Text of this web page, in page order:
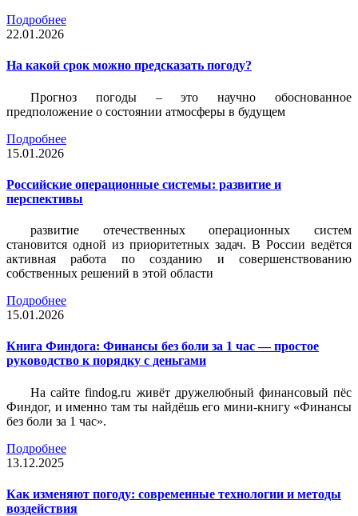
Подробнее
22.01.2026
На какой срок можно предсказать погоду?
Прогноз погоды – это научно обоснованное
предположение о состоянии атмосферы в будущем
Подробнее
15.01.2026
Российские операционные системы: развитие и
перспективы
развитие отечественных операционных систем
становится одной из приоритетных задач. В России ведётся
активная работа по созданию и совершенствованию
собственных решений в этой области
Подробнее
15.01.2026
Книга Финдога: Финансы без боли за 1 час — простое
руководство к порядку с деньгами
На сайте findog.ru живёт дружелюбный финансовый пёс
Финдог, и именно там ты найдёшь его мини‑книгу «Финансы
без боли за 1 час».
Подробнее
13.12.2025
Как изменяют погоду: современные технологии и методы
воздействия